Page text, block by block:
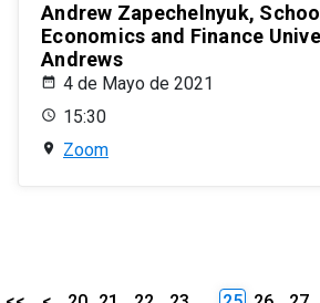
Andrew Zapechelnyuk,
Economics and Finance
Andrews
4 de Mayo de 2021
15:30
Zoom